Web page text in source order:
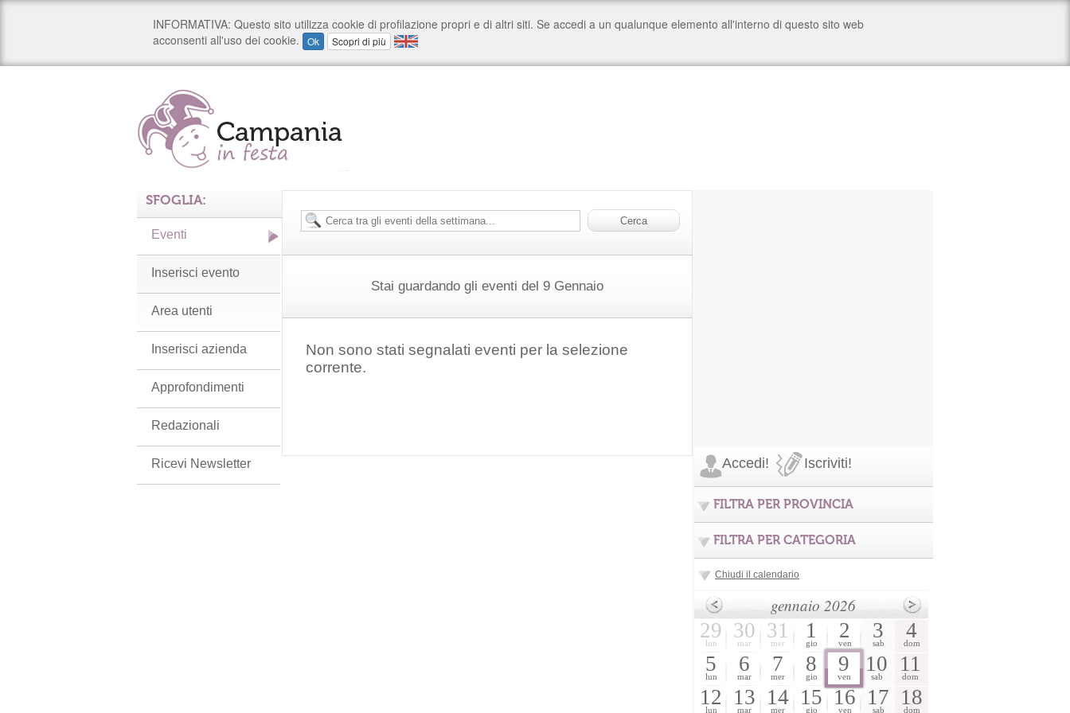
Stai guardando gli eventi del 9 Gennaio
Non sono stati segnalati eventi per la selezione
corrente.
SFOGLIA:
Eventi
Inserisci evento
Area utenti
Inserisci azienda
Approfondimenti
Redazionali
Ricevi Newsletter Accedi! Iscriviti!
FILTRA PER PROVINCIA
FILTRA PER CATEGORIA
Chiudi il calendario
gennaio 2026
29
lun
30
mar
31
mer
1
gio
2
ven
3
sab
4
dom
5
lun
6
mar
7
mer
8
gio
9
ven
10
sab
11
dom
12
lun
13
mar
14
mer
15
gio
16
ven
17
sab
18
dom